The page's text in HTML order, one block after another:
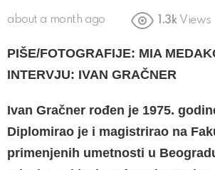
about a month ago 1.3k Views
PIŠE/FOTOGRAFIJE: MIA
INTERVJU: IVAN GRAČNER
Ivan Gračner rođen je 1975.
Diplomirao je i magistrirao na
primenjenih umetnosti u